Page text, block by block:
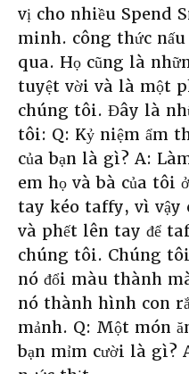
vị cho nhiều Spend
minh. công thức
qua. Họ cũng là
tuyệt vời và là một
chúng tôi. Đây là
tôi: Q: Kỷ niệm ẩm
của bạn là gì? A:
em họ và bà của tôi
tay kéo taffy, vì vậy
và phết lên tay để
chúng tôi. Chúng
nó đổi màu thành
nó thành hình con
mảnh. Q: Một món
bạn mỉm cười là gì?